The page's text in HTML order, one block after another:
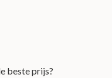
beste prijs?